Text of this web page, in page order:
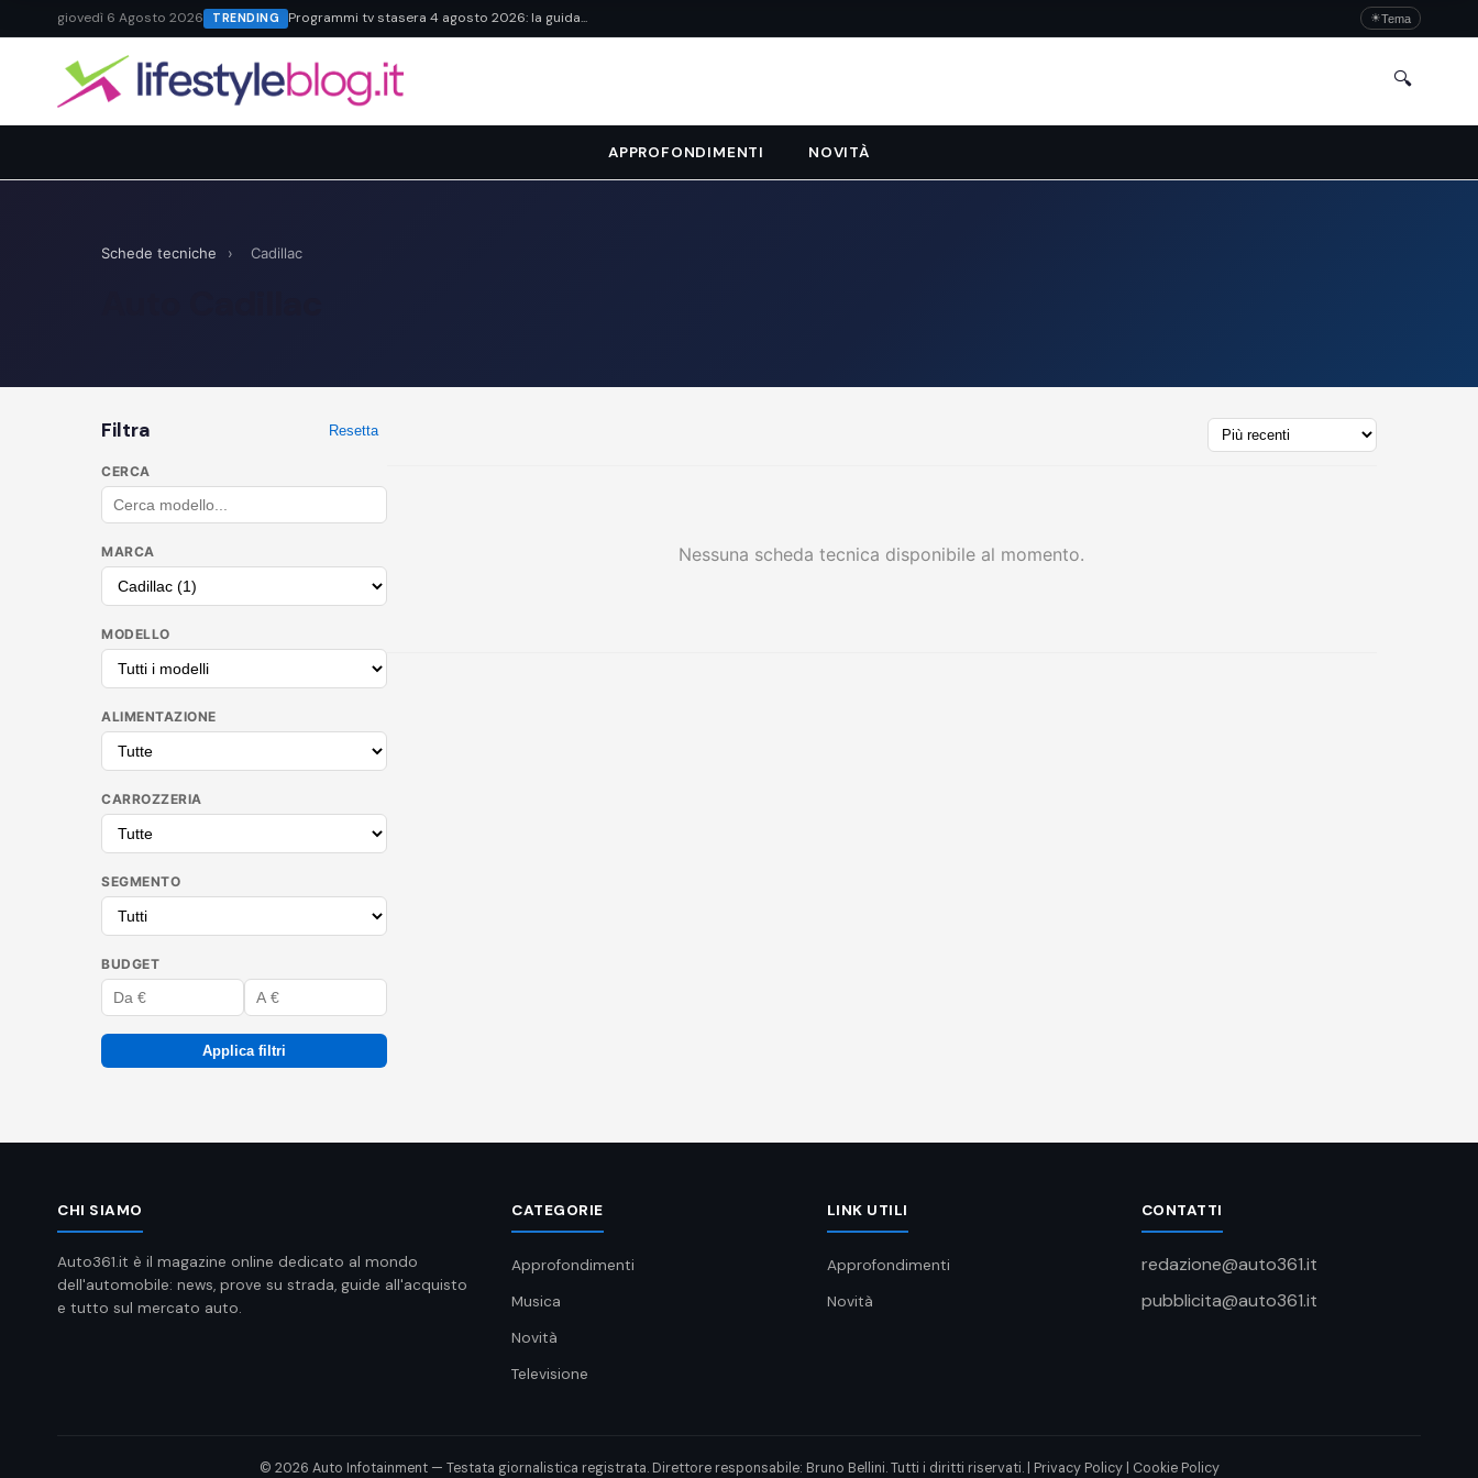
giovedì 6 Agosto 2026 TRENDING Programmi tv stasera 4 agosto 2026: la guida... ☀Tema
🔍
APPROFONDIMENTI NOVITÀ
Schede tecniche › Cadillac
Filtra Resetta
CERCA
MARCA
MODELLO
ALIMENTAZIONE
CARROZZERIA
SEGMENTO
BUDGET
Applica filtri
Nessuna scheda tecnica disponibile al momento.
CHI SIAMO
Auto361.it è il magazine online dedicato al mondo
dell'automobile: news, prove su strada, guide all'acquisto
e tutto sul mercato auto.
CATEGORIE
Approfondimenti
Musica
Novità
Televisione
LINK UTILI
Approfondimenti
Novità
CONTATTI
redazione@auto361.it
pubblicita@auto361.it
© 2026 Auto Infotainment — Testata giornalistica registrata. Direttore responsabile: Bruno Bellini. Tutti i diritti riservati. | Privacy Policy| Cookie Policy